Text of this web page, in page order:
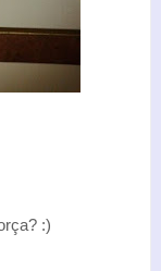
:)